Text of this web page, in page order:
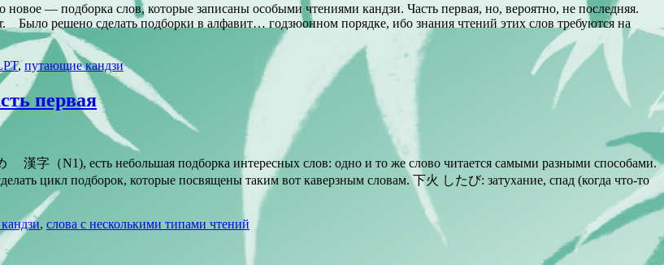
— подборка слов, которые записаны особыми чтениями кандзи. Часть первая, но, вероятно, не последняя.
Было решено сделать подборки в алфавит… годзюонном порядке, ибо знания чтений этих слов требуются на
,путающие кандзи
первая
字（N1), есть небольшая подборка интересных слов: одно и то же слово читается самыми разными способами.
цикл подборок, которые посвящены таким вот каверзным словам. 下火 したび: затухание, спад (когда что-то
, слова с несколькими типами чтений